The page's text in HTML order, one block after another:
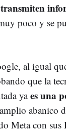
transmiten
poco y se
al igual
que la
yaes una
abanico
Meta con sus